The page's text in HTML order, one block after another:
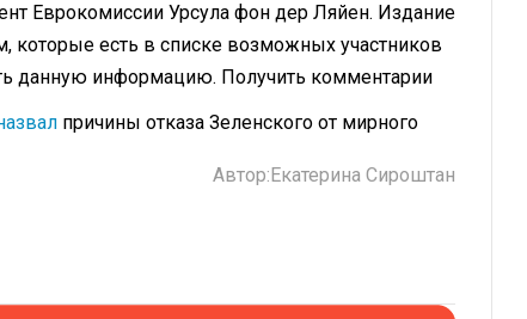
Еврокомиссии Урсула фон дер Ляйен. Издание
есть в списке возможных участников
данную информацию. Получить комментарии
причины отказа Зеленского от мирного
Автор:Екатерина Сироштан